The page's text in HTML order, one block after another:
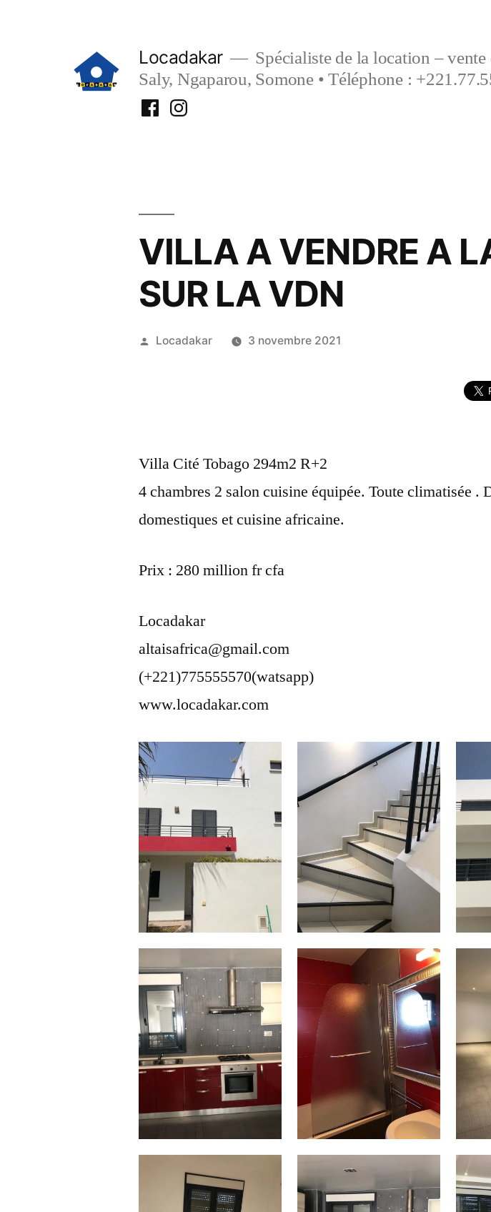
Locadakar
Spécialiste de la location –
Saly, Ngaparou, Somone • Téléphone :
FacebookInstagram
VILLA A VENDRE A
SUR LA VDN
Publié
Locadakar 3 novembre 2021
Villa Cité Tobago 294m2 R+2
4 chambres 2 salon cuisine équipée. Toute climatisée .
domestiques et cuisine africaine.
Prix : 280 million fr cfa
Locadakar
altaisafrica@gmail.com
(+221)775555570(watsapp)
www.locadakar.com